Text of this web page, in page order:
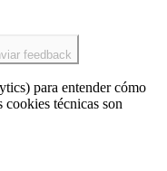
feedback
para entender cómo
técnicas son